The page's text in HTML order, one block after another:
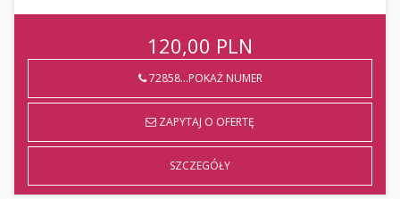
120,00 PLN
72858...POKAŻ NUMER
ZAPYTAJ O OFERTĘ
SZCZEGÓŁY